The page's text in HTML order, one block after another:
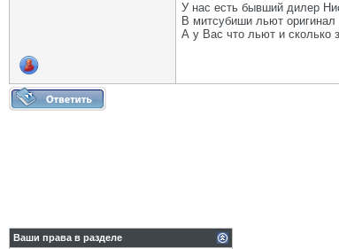
У нас есть бывший дилер
В митсубиши льют оригинал
А у Вас что льют и сколько
Ваши права в разделе